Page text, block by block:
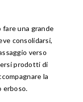
fare una grande
consolidarsi,
verso
prodotti di
la
erboso.